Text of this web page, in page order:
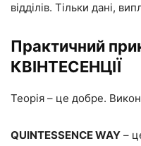
відділів. Тільки дані,
Практичний
КВІНТЕСЕНЦІЇ
Теорія – це добре.
QUINTESSENCE WAY –